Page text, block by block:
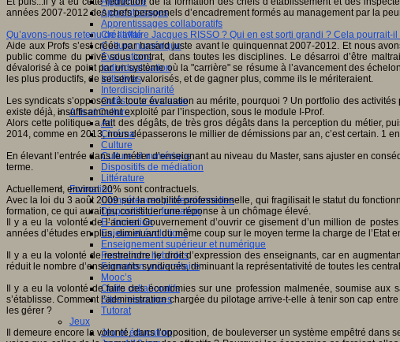
Apprentissages
Apprentissages collaboratifs
Créativité
Culture numérique
Evaluations
Individualisation
Initiatives
Interdisciplinarité
Outils pour la classe
Arts et Culture
Art
Cinéma
Culture
Culture et numérique
Dispositifs de médiation
Littérature
Formation
Compétences professionnelles
Dispositifs de formation
E- formation
Enjeux et évolutions
Enseignement supérieur et numérique
Formations hybrides
Formation universitaire
Mooc’s
Outils collaboratifs
Sites ressources
Tutorat
Jeux
Jeu et éducation
années 2007-2012 des chefs personnels d’encadrement formés au management par la
Qu’avons-nous retenu de l’affaire Jacques RISSO ? Qui en est sorti grandi ? Cela pourrait-
Aide aux Profs s’est créée par hasard juste avant le quinquennat 2007-2012. Et nous
public comme du privé sous contrat, dans toutes les disciplines. Le désarroi d’être
dévalorisé à ce point par un système où la "carrière" se résume à l’avancement des
les plus productifs, de se sentir valorisés, et de gagner plus, comme ils le mériteraient.
Les syndicats s’opposent à toute évaluation au mérite, pourquoi ? Un portfolio des
existe déjà, insuffisamment exploité par l’inspection, sous le module I-Prof.
Alors cette politique a fait des dégâts, de très gros dégâts dans la perception du métier,
2014, comme en 2013, nous dépasserons le millier de démissions par an, c’est certain. 1
En élevant l’entrée dans le métier d’enseignant au niveau du Master, sans ajuster en
terme.
Actuellement, environ 20% sont contractuels.
Avec la loi du 3 août 2009 sur la mobilité professionnelle, qui fragilisait le statut du
formation, ce qui aurait pu constituer une réponse à un chômage élevé.
Il y a eu la volonté de l’ancien Gouvernement d’ouvrir ce gisement d’un million de
années d’études en plus, diminuant du même coup sur le moyen terme la charge de
Il y a eu la volonté de restreindre le droit d’expression des enseignants, car en
réduit le nombre d’enseignants syndiqués, diminuant la représentativité de toutes les
Il y a eu la volonté de faire des économies sur une profession malmenée, soumise aux
s’établisse. Comment l’administration chargée du pilotage arrive-t-elle à tenir son cap
les gérer ?
Il demeure encore la volonté, dans l’opposition, de bouleverser un système empêtré dans